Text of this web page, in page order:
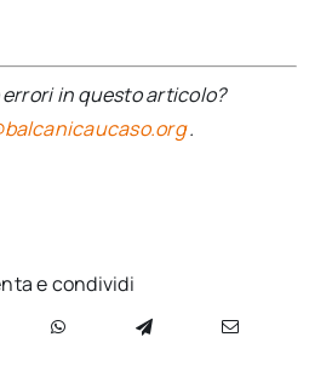
in questo articolo?
.
e condividi